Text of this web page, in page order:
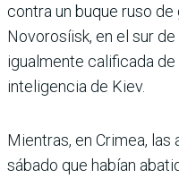
contra un buque ruso de
Novorosíisk, en el sur
igualmente calificada
inteligencia de Kiev.
Mientras, en Crimea,
sábado que habían